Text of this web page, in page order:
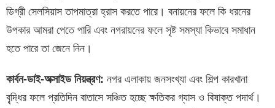
ডিগ্রী সেলসিয়াস তাপমাত্রা হ্রাস করতে পারে। বনায়নের ফলে কি ধরনের
উপকার আমরা পেতে পারি এবং নগরায়নের ফলে সৃষ্ট সমস্যা কিভাবে সমাধান
হতে পারে তা জেনে নিন।
কার্বন-ডাই-অক্সাইড নিয়ন্ত্রণ: নগর এলাকায় জনসংখ্যা এবং শিল্প কারখানা
বৃ্দ্ধির ফলে প্রতিদিন বাতাসে সঞ্চিত হচ্ছে ক্ষতিকর গ্যাস ও বিষাক্ত পদার্থ।